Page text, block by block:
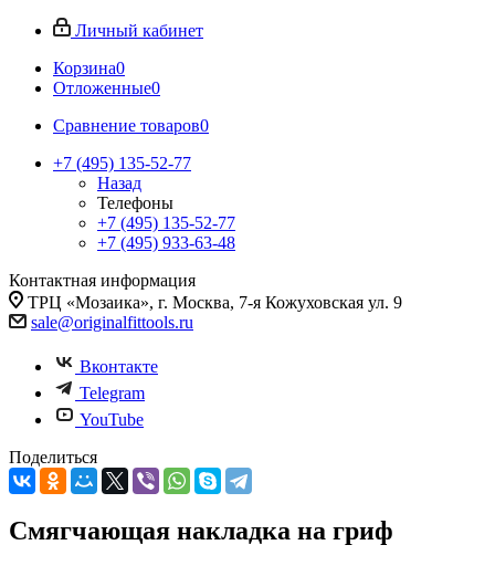
Личный кабинет
Корзина0
Отложенные0
Сравнение товаров0
+7 (495) 135-52-77
Назад
Телефоны
+7 (495) 135-52-77
+7 (495) 933-63-48
Контактная информация
ТРЦ «Мозаика», г. Москва, 7-я Кожуховская ул. 9
sale@originalfittools.ru
Вконтакте
Telegram
YouTube
Поделиться
Смягчающая накладка на гриф